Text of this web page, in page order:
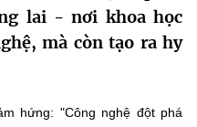
lai - nơi khoa học
mà còn tạo ra hy
hứng: "Công nghệ đột phá